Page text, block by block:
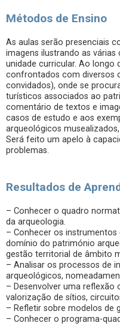
Métodos de Ensino
As aulas serão presenciais
imagens ilustrando as
unidade curricular. Ao longo
confrontados com diversos
convidados), onde se
turísticos associados ao
comentário de textos e
casos de estudo e aos
arqueológicos
Será feito um apelo à
problemas.
Resultados de
– Conhecer o quadro
da arqueologia.
– Conhecer os
domínio do património
gestão territorial de âmbito
– Analisar os processos de
arqueológicos,
– Desenvolver uma reflexão
valorização de sítios,
– Refletir sobre modelos de
– Conhecer o programa-